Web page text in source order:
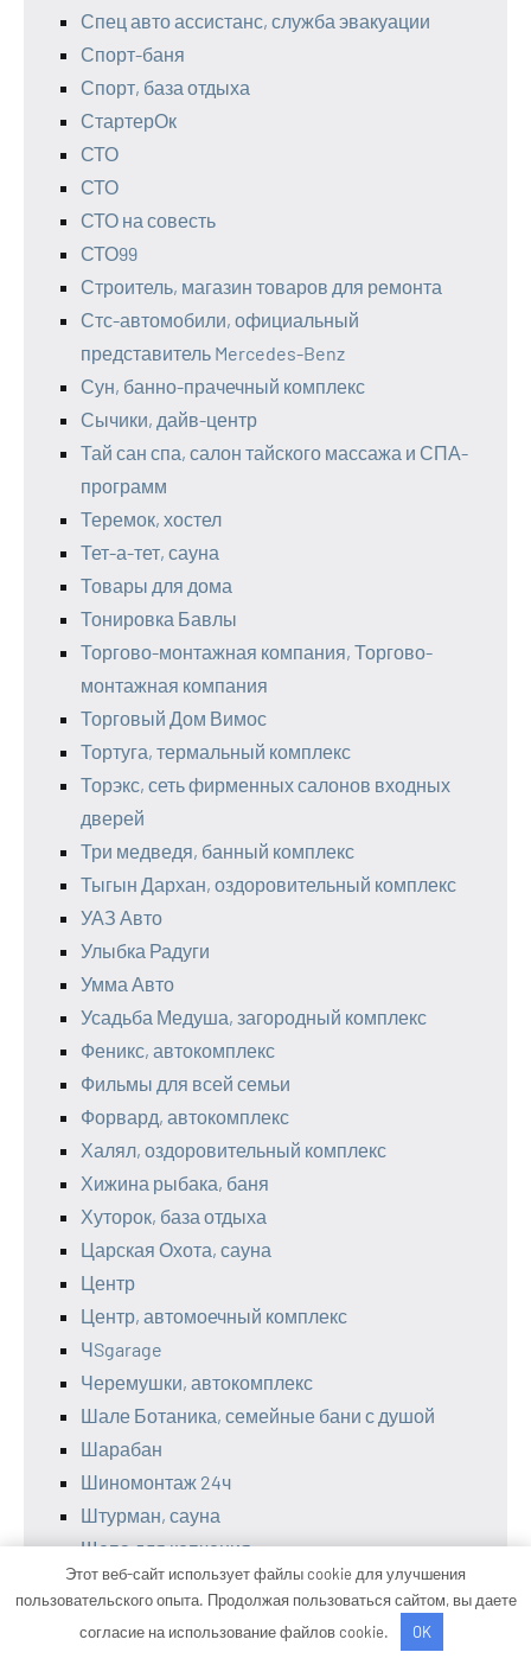
Спец авто ассистанс, служба эвакуации
Спорт-баня
Спорт, база отдыха
СтартерОк
СТО
СТО
СТО на совесть
СТО99
Строитель, магазин товаров для ремонта
Стс-автомобили, официальный
представитель Mercedes-Benz
Сун, банно-прачечный комплекс
Сычики, дайв-центр
Тай сан спа, салон тайского массажа и СПА-
программ
Теремок, хостел
Тет-а-тет, сауна
Товары для дома
Тонировка Бавлы
Торгово-монтажная компания, Торгово-
монтажная компания
Торговый Дом Вимос
Тортуга, термальный комплекс
Торэкс, сеть фирменных салонов входных
дверей
Три медведя, банный комплекс
Тыгын Дархан, оздоровительный комплекс
УАЗ Авто
Улыбка Радуги
Умма Авто
Усадьба Медуша, загородный комплекс
Феникс, автокомплекс
Фильмы для всей семьи
Форвард, автокомплекс
Халял, оздоровительный комплекс
Хижина рыбака, баня
Хуторок, база отдыха
Царская Охота, сауна
Центр
Центр, автомоечный комплекс
ЧSgarage
Черемушки, автокомплекс
Шале Ботаника, семейные бани с душой
Шарабан
Шиномонтаж 24ч
Штурман, сауна
Щепа для копчения
Экономстрой
Элион, гостиница
Этот веб-сайт использует файлы cookie для улучшения
пользовательского опыта. Продолжая пользоваться сайтом, вы даете
согласие на использование файлов cookie.
OK